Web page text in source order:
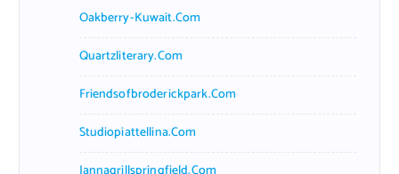
Oakberry-Kuwait.com
Quartzliterary.com
Friendsofbroderickpark.com
Studiopiattellina.com